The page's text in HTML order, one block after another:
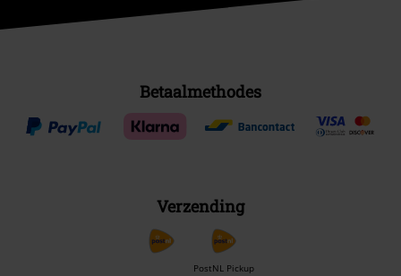
Betaalmethodes
Verzending
PostNL Pickup